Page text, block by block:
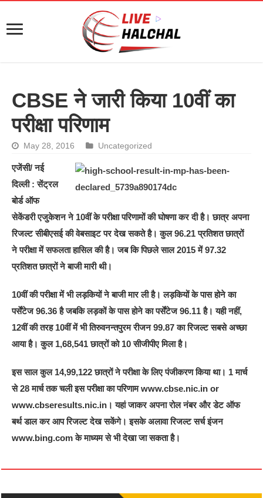
CBSE ने जारी किया 10वीं का
परीक्षा परिणाम
May 28, 2016 Uncategorized
एजेंसी/ नई
दिल्ली : सेंट्रल
बोर्ड ऑफ
सेकेंडरी एजुकेशन ने 10वीं के परीक्षा परिणामों की घोषणा कर दी है। छात्र अपना
रिजल्ट सीबीएसई की वेबसाइट पर देख सकते है। कुल 96.21 प्रतिशत छात्रों
ने परीक्षा में सफलता हासिल की है। जब कि पिछले साल 2015 में 97.32
प्रतिशत छात्रों ने बाजी मारी थी।
10वीं की परीक्षा में भी लड़कियों ने बाजी मार ली है। लड़कियों के पास होने का
पर्सेंटेज 96.36 है जबकि लड़कों के पास होने का पर्सेंटेज 96.11 है। यही नहीं,
12वीं की तरह 10वीं में भी तिरुवनन्तपुरम रीजन 99.87 का रिजल्ट सबसे अच्छा
आया है। कुल 1,68,541 छात्रों को 10 सीजीपीए मिला है।
इस साल कुल 14,99,122 छात्रों ने परीक्षा के लिए पंजीकरण किया था। 1 मार्च
से 28 मार्च तक चली इस परीक्षा का परिणाम www.cbse.nic.in or
www.cbseresults.nic.in। यहां जाकर अपना रोल नंबर और डेट ऑफ
बर्थ डाल कर आप रिजल्ट देख सकेंगे। इसके अलावा रिजल्ट सर्च इंजन
www.bing.com के माध्यम से भी देखा जा सकता है।